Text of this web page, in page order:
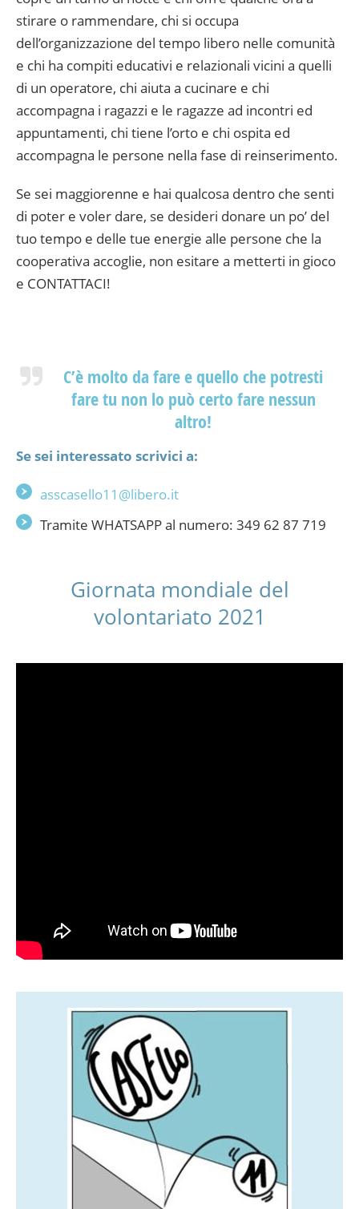
stirare o rammendare, chi si occupa
dell’organizzazione del tempo libero nelle comunità
e chi ha compiti educativi e relazionali vicini a quelli
di un operatore, chi aiuta a cucinare e chi
accompagna i ragazzi e le ragazze ad incontri ed
appuntamenti, chi tiene l’orto e chi ospita ed
accompagna le persone nella fase di reinserimento.
Se sei maggiorenne e hai qualcosa dentro che senti
di poter e voler dare, se desideri donare un po’ del
tuo tempo e delle tue energie alle persone che la
cooperativa accoglie, non esitare a metterti in gioco
e CONTATTACI!
C’è molto da fare e quello che potresti
fare tu non lo può certo fare nessun
altro!
Se sei interessato scrivici a:
asscasello11@libero.it
Tramite WHATSAPP al numero: 349 62 87 719
Giornata mondiale del
volontariato 2021